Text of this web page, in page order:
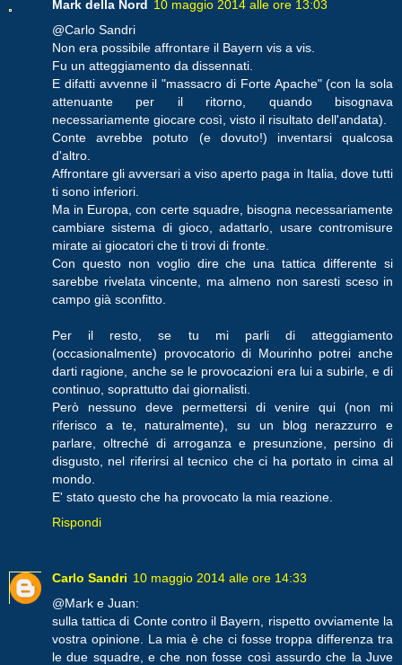
Mark della Nord
10 maggio 2014 alle ore 13:03
@Carlo Sandri
Non era possibile affrontare il Bayern vis a vis.
Fu un atteggiamento da dissennati.
E difatti avvenne il "massacro di Forte Apache" (con la sola
attenuante per il ritorno, quando bisognava
necessariamente giocare così, visto il risultato dell'andata).
Conte avrebbe potuto (e dovuto!) inventarsi qualcosa
d'altro.
Affrontare gli avversari a viso aperto paga in Italia, dove tutti
ti sono inferiori.
Ma in Europa, con certe squadre, bisogna necessariamente
cambiare sistema di gioco, adattarlo, usare contromisure
mirate ai giocatori che ti trovi di fronte.
Con questo non voglio dire che una tattica differente si
sarebbe rivelata vincente, ma almeno non saresti sceso in
campo già sconfitto.
Per il resto, se tu mi parli di atteggiamento
(occasionalmente) provocatorio di Mourinho potrei anche
darti ragione, anche se le provocazioni era lui a subirle, e di
continuo, soprattutto dai giornalisti.
Però nessuno deve permettersi di venire qui (non mi
riferisco a te, naturalmente), su un blog nerazzurro e
parlare, oltreché di arroganza e presunzione, persino di
disgusto, nel riferirsi al tecnico che ci ha portato in cima al
mondo.
E' stato questo che ha provocato la mia reazione.
Rispondi
Carlo Sandri 10 maggio 2014 alle ore 14:33
@Mark e Juan:
sulla tattica di Conte contro il Bayern, rispetto ovviamente la
vostra opinione. La mia è che ci fosse troppa differenza tra
le due squadre, e che non fosse così assurdo che la Juve